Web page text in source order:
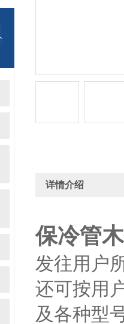
详情介绍
保冷管
发往用户
还可按用
及各种型